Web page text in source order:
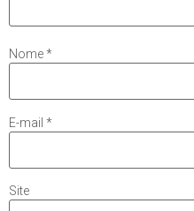
Nome*
E-mail *
Site